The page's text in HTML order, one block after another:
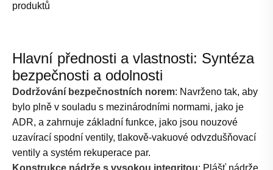
produktů
Hlavní přednosti a vlastnosti: Syntéza
bezpečnosti a odolnosti
Dodržování bezpečnostních norem: Navrženo tak, aby
bylo plně v souladu s mezinárodními normami, jako je
ADR, a zahrnuje základní funkce, jako jsou nouzové
uzavírací spodní ventily, tlakově-vakuové odvzdušňovací
ventily a systém rekuperace par.